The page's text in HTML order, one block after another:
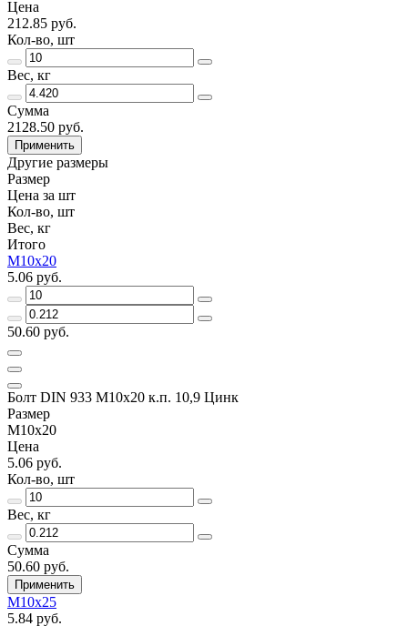
Цена
212.85 руб.
Кол-во, шт
Вес, кг
Сумма
2128.50 руб.
Применить
Другие размеры
Размер
Цена за шт
Кол-во, шт
Вес, кг
Итого
М10х20
5.06 руб.
50.60 руб.
Болт DIN 933 М10х20 к.п. 10,9 Цинк
Размер
М10х20
Цена
5.06 руб.
Кол-во, шт
Вес, кг
Сумма
50.60 руб.
Применить
М10х25
5.84 руб.